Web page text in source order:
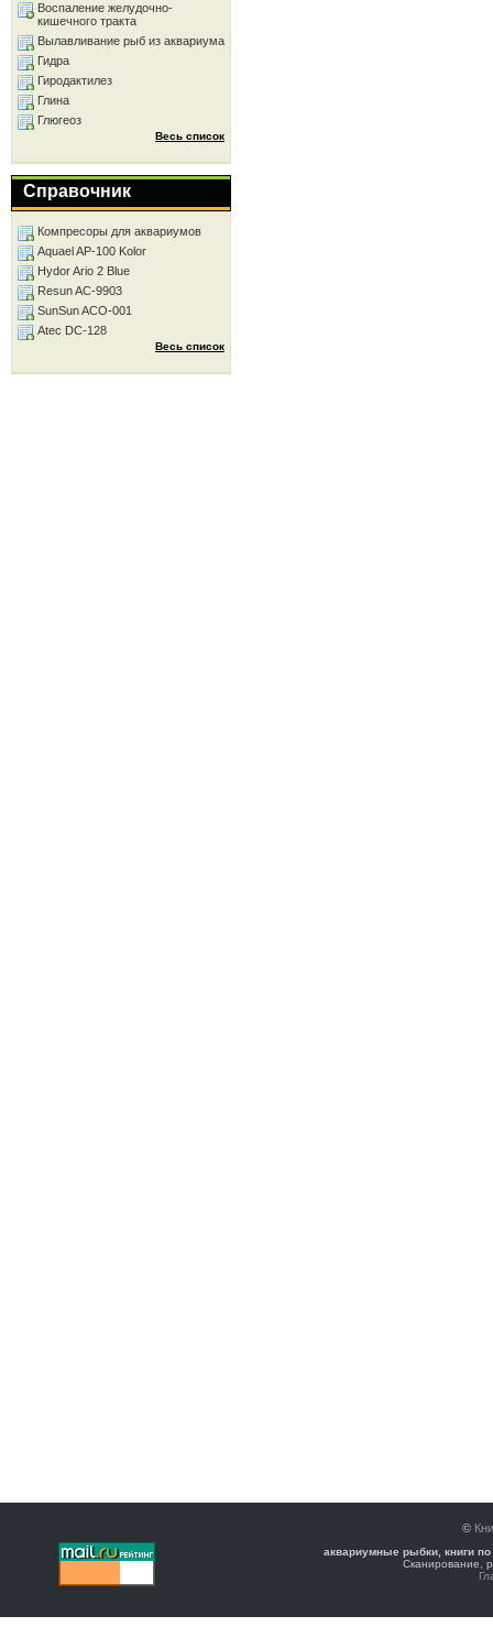
Воспаление желудочно-
кишечного тракта
Вылавливание рыб из аквариума
Гидра
Гиродактилез
Глина
Глюгеоз
Весь список
Справочник
Компресоры для аквариумов
Aquael AP-100 Kolor
Hydor Ario 2 Blue
Resun AC-9903
SunSun ACO-001
Atec DC-128
Весь список
©
аквариумные рыбки, книги
Сканирование,